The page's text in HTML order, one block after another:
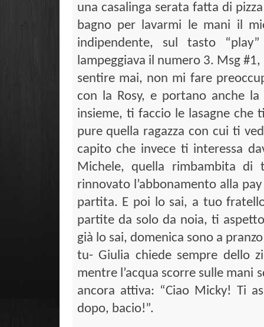
una casalinga serata fatta di
bagno per lavarmi le mani il
indipendente, sul tasto
lampeggiava il numero 3. Msg
sentire mai, non mi fare
con la Rosy, e portano anche
insieme, ti faccio le lasagne che
pure quella ragazza con cui ti
capito che invece ti interessa
Michele, quella rimbambita
rinnovato l’abbonamento alla
partita. E poi lo sai, a tuo
partite da solo da noia, ti
già lo sai, domenica sono a
tu- Giulia chiede sempre dello
mentre l’acqua scorre sulle
ancora attiva: “Ciao Micky! Ti
dopo, bacio!”.